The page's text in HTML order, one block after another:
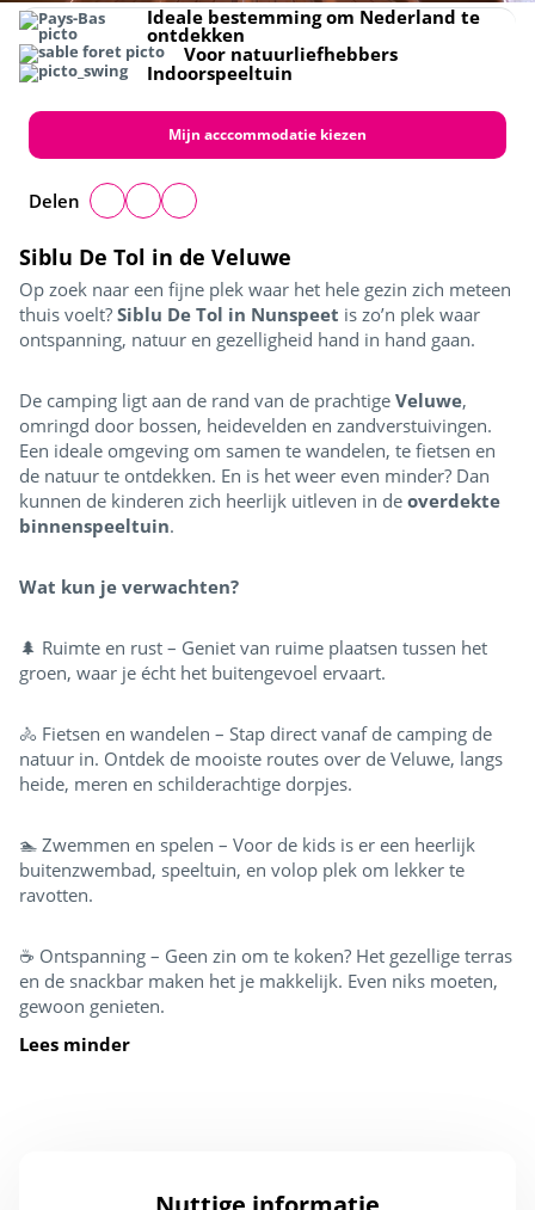
Siblu De Tol in de Veluwe
Op zoek naar een fijne plek waar het hele gezin zich meteen
thuis voelt? Siblu De Tol in Nunspeet is zo’n plek waar
ontspanning, natuur en gezelligheid hand in hand gaan.
De camping ligt aan de rand van de prachtige Veluwe,
omringd door bossen, heidevelden en zandverstuivingen.
Een ideale omgeving om samen te wandelen, te fietsen en
de natuur te ontdekken. En is het weer even minder? Dan
kunnen de kinderen zich heerlijk uitleven in de overdekte
binnenspeeltuin.
Wat kun je verwachten?
🌲 Ruimte en rust – Geniet van ruime plaatsen tussen het
groen, waar je écht het buitengevoel ervaart.
🚴 Fietsen en wandelen – Stap direct vanaf de camping de
natuur in. Ontdek de mooiste routes over de Veluwe, langs
heide, meren en schilderachtige dorpjes.
🏊 Zwemmen en spelen – Voor de kids is er een heerlijk
buitenzwembad, speeltuin, en volop plek om lekker te
ravotten.
☕ Ontspanning – Geen zin om te koken? Het gezellige terras
en de snackbar maken het je makkelijk. Even niks moeten,
gewoon genieten.
Lees minder
Ideale bestemming om Nederland te
ontdekken
Voor natuurliefhebbers
Indoorspeeltuin
Mijn acccommodatie kiezen
Delen